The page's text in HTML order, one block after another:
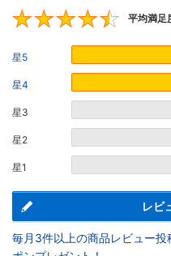
平均満足
星5
星4
星3
星2
星1
レビ
毎月3件以上の商品レビュー